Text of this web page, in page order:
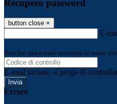
Recupero password
button close ×
E-
Non hai una e-mail associata al nome
E-mail inviata, si prega di
Errore